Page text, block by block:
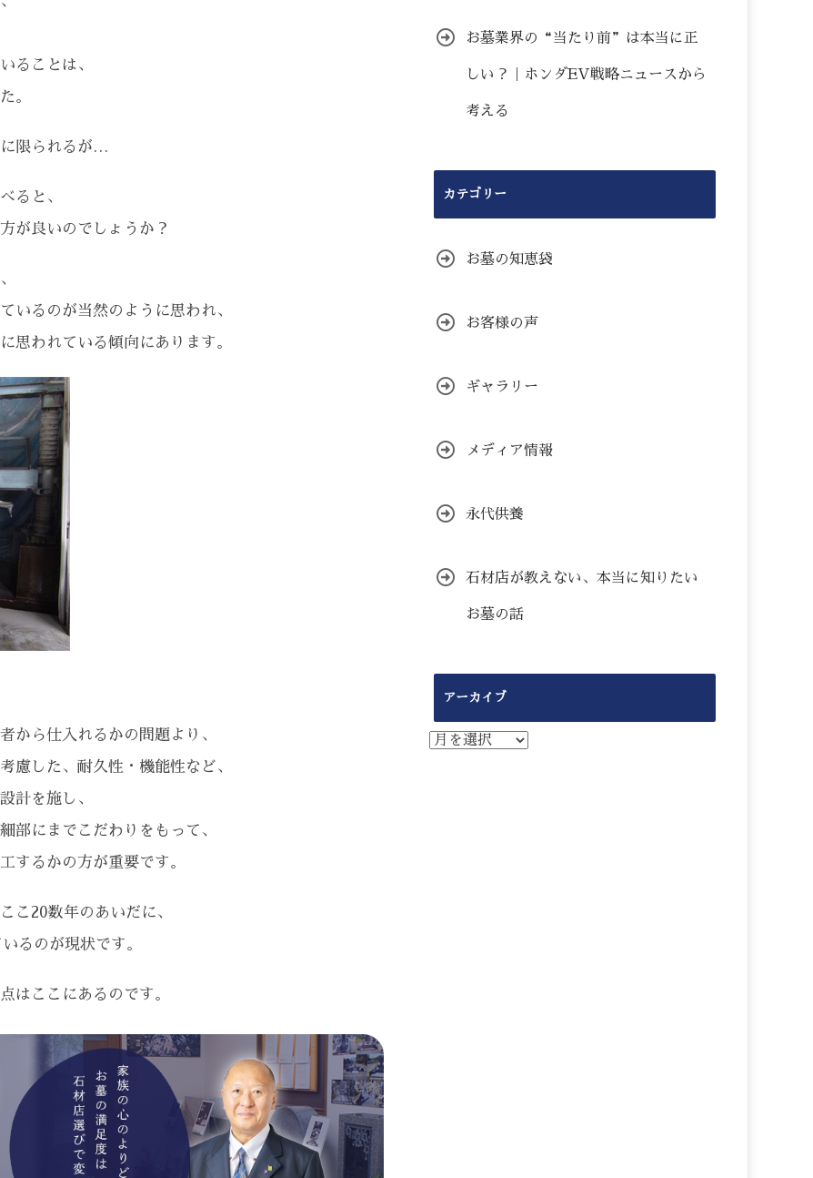
ることは、
。
限られるが…
ると、
が良いのでしょうか？
いるのが当然のように思われ、
思われている傾向にあります。
から仕入れるかの問題より、
慮した、耐久性・機能性など、
計を施し、
部にまでこだわりをもって、
するかの方が重要です。
こ20数年のあいだに、
るのが現状です。
はここにあるのです。
お墓業界の“当たり前”は本当に正
しい？｜ホンダEV戦略ニュースから
考える
カテゴリー
お墓の知恵袋
お客様の声
ギャラリー
メディア情報
永代供養
石材店が教えない、本当に知りたい
お墓の話
アーカイブ
ア
ー